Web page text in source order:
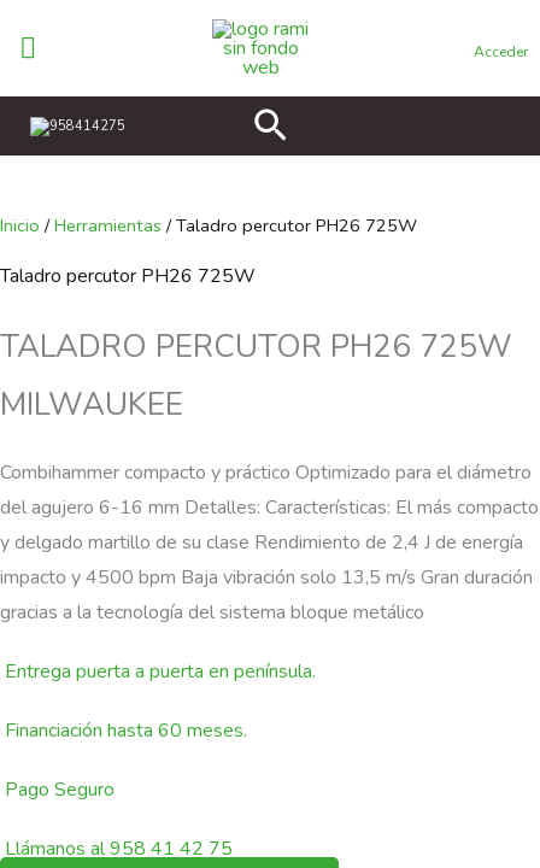
Acceder
958414275 Buscar
Inicio /Herramientas / Taladro percutor PH26 725W
Taladro percutor PH26 725W
TALADRO PERCUTOR PH26 725W
MILWAUKEE
Combihammer compacto y práctico Optimizado para el diámetro
del agujero 6-16 mm Detalles: Características: El más compacto
y delgado martillo de su clase Rendimiento de 2,4 J de energía
impacto y 4500 bpm Baja vibración solo 13,5 m/s Gran duración
gracias a la tecnología del sistema bloque metálico
Entrega puerta a puerta en península.
Financiación hasta 60 meses.
Pago Seguro
Llámanos al 958 41 42 75